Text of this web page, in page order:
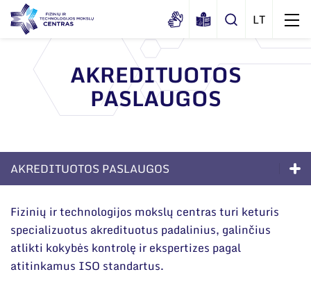
Apie mus
Dokumentai
Sertifikatai ir akreditavimo pažymėjimai
Viešieji pirkimai
Duomenų apsauga
Darbuotojams
Administracija
Administraciniai skyriai
Moksliniai skyriai
Mokslo taryba
Tarptautinė patarėjų taryba
Naujienos
Renginiai
Tinklalaidės
Leidiniai
Bendri rekvizitai
Administracija
AKREDITUOTOS
PASLAUGOS
AKREDITUOTOS PASLAUGOS
Sprendimai verslui
Akredituotos paslaugos
Fizinių ir technologijos mokslų centras turi keturis
specializuotus akredituotus padalinius, galinčius
atlikti kokybės kontrolę ir ekspertizes pagal
atitinkamus ISO standartus.